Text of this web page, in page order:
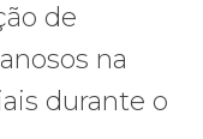
de
na
durante o